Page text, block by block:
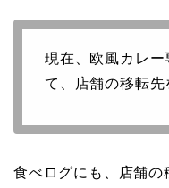
現在、欧風カレ
て、店舗の移転先
食べログにも、店舗の